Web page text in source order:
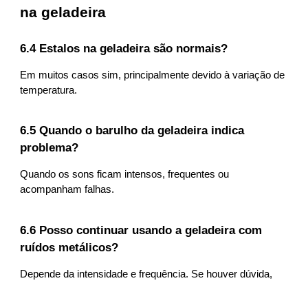
na geladeira
6.4 Estalos na geladeira são normais?
Em muitos casos sim, principalmente devido à variação de
temperatura.
6.5 Quando o barulho da geladeira indica
problema?
Quando os sons ficam intensos, frequentes ou
acompanham falhas.
6.6 Posso continuar usando a geladeira com
ruídos metálicos?
Depende da intensidade e frequência. Se houver dúvida,